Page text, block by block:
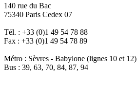
140 rue du Bac
75340 Paris Cedex 07
Tél. : +33 (0)1 49 54 78 88
Fax : +33 (0)1 49 54 78 89
Métro : Sèvres - Babylone (lignes 10 et 12)
Bus : 39, 63, 70, 84, 87, 94